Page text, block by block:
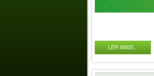
LER MAIS...